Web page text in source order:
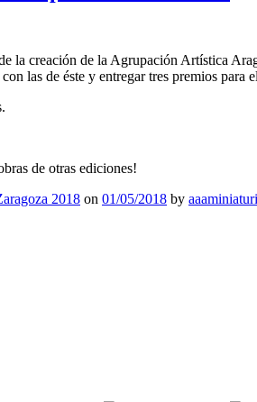
la creación de la Agrupación Artística
las de éste y entregar tres premios para
de otras ediciones!
2018 on 01/05/2018 by